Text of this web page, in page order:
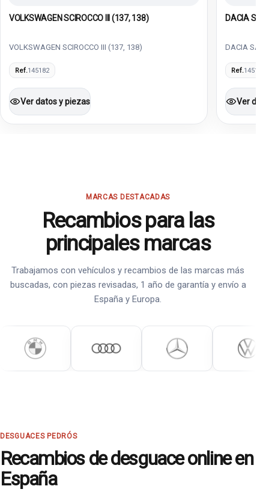
VOLKSWAGEN SCIROCCO III (137, 138)
VOLKSWAGEN SCIROCCO III (137, 138)
Ref.145182
Ver datos y piezas
DACIA
DACIA
Ref.145102
Ver
MARCAS DESTACADAS
Recambios para las
principales marcas
Trabajamos con vehículos y recambios de las marcas más
buscadas, con piezas revisadas, 1 año de garantía y envío a
España y Europa.
DESGUACES PEDRÓS
Recambios de desguace online en
España